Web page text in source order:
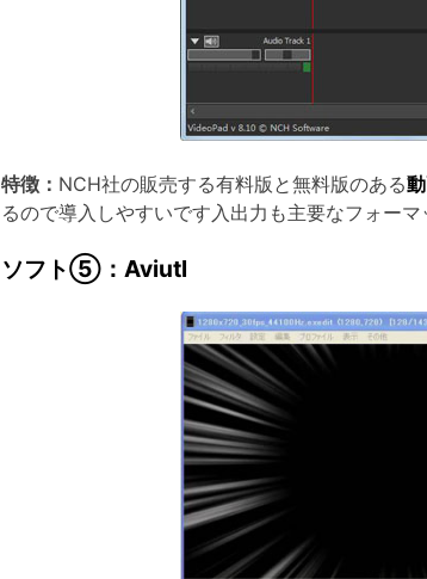
特徴： NCH社の販売する有料版と無料版のある
るので導入しやすいです入出力も主要なフォー
ソフト⑤：Aviutl